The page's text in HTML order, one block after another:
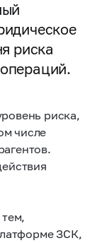
риска
риска,
числе
ЗСК,